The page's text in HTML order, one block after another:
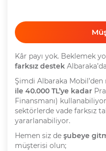
Kâr payı yok. Beklemek
farksız destek
Şimdi Albaraka
ile 40.000 TL’ye kadar
Finansmanı)
sektörlerde vade farksız
yararlanabiliyor.
Hemen siz de şubeye
müşterisi olun;